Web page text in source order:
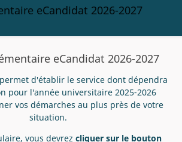
eCandidat 2026-2027
eCandidat 2026-2027
d'établir le service dont dépendra
pour l'année universitaire 2025-2026
vos démarches au plus près de votre
situation.
vous devrez cliquer sur le bouton